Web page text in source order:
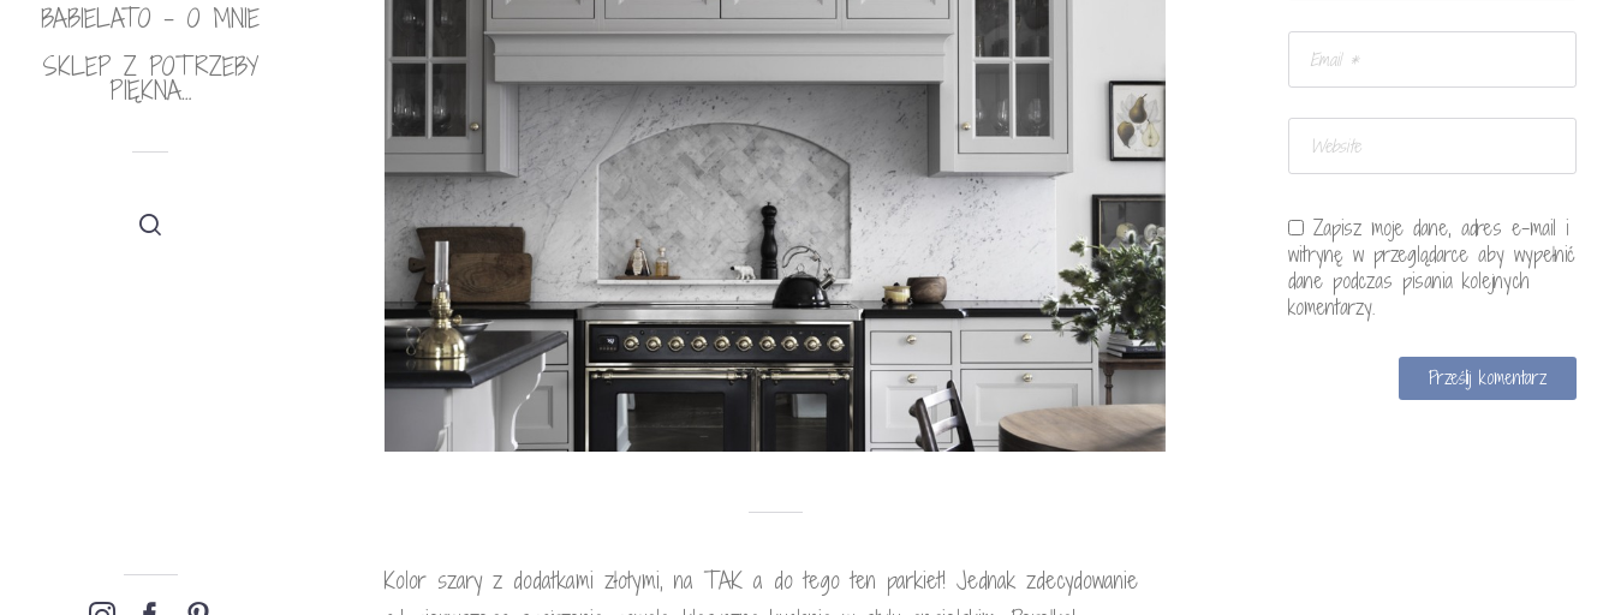
BABIELATO – O MNIE
SKLEP Z POTRZEBY
PIĘKNA…
Kolor szary z dodatkami złotymi, na TAK a do tego ten parkiet! Jednak zdecydowanie
Zapisz moje dane, adres e-mail i
witrynę w przeglądarce aby wypełnić
dane podczas pisania kolejnych
komentarzy.